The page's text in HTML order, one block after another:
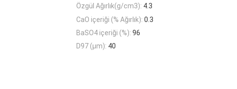
Özgül Ağırlık(g/cm3): 4.3
CaO içeriği (% Ağırlık): 0.3
BaSO4 içeriği (%): 96
D97 (μm): 40